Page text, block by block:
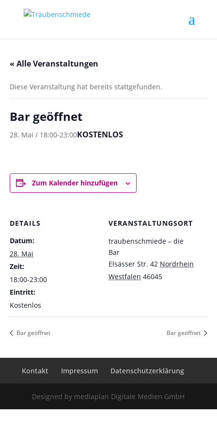
« Alle Veranstaltungen
Diese Veranstaltung hat bereits stattgefunden.
Bar geöffnet
28. Mai / 18:00-23:00KOSTENLOS
Zum Kalender hinzufügen
DETAILS
Datum:
28. Mai
Zeit:
18:00-23:00
Eintritt:
Kostenlos
VERANSTALTUNGSORT
traubenschmiede – die
Bar
Elsässer Str. 42 Nordrhein
Westfalen 46045
Bar geöffnet Bar geöffnet
Kontakt Impressum Datenschutzerklärung
Designed by mediaplan Digitale Medien GmbH